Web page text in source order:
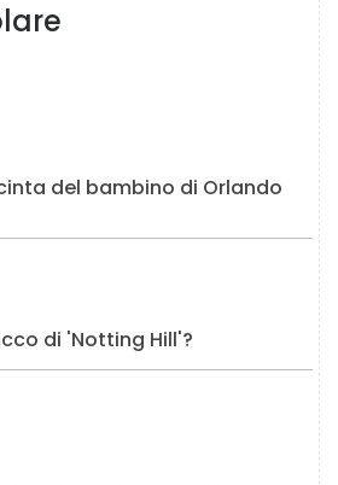
del bambino di Orlando
di 'Notting Hill'?